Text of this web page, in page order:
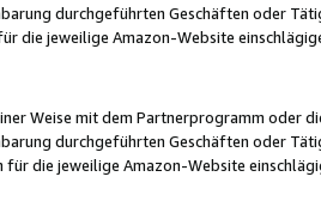
durchgeführten Geschäften oder
die jeweilige Amazon-Website
Weise mit dem Partnerprogramm oder
durchgeführten Geschäften oder
die jeweilige Amazon-Website